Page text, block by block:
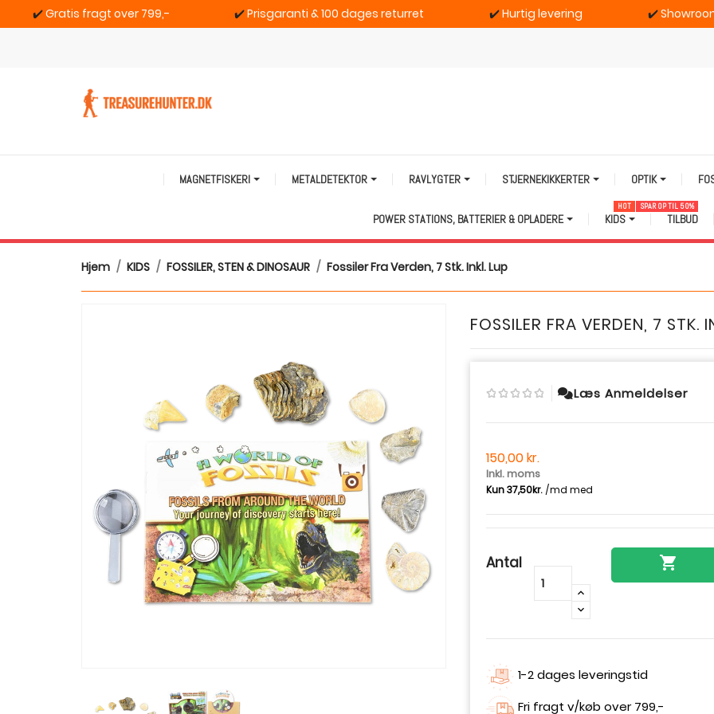
✔️Gratis fragt over 799,- ✔️Prisgaranti & 100 dages returret ✔️Hurtig levering ✔️
MAGNETFISKERI METALDETEKTOR RAVLYGTER STJERNEKIKKERTER OPTIK
POWER STATIONS, BATTERIER & OPLADERE KIDS
HOT
TILBUD
SPAR OP TIL 50%
Hjem KIDS FOSSILER, STEN & DINOSAUR Fossiler Fra Verden, 7 Stk. Inkl. Lup
FOSSILER FRA VERDEN, 7 STK.
Læs Anmeldelser
150,00 kr.
Inkl. moms
Antal 
1-2 dages leveringstid
Fri fragt v/køb over 799,-